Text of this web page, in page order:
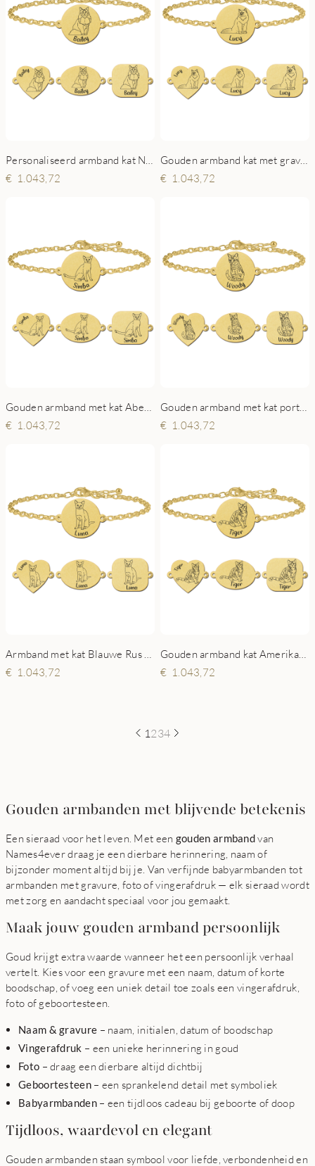
1.043,72
1.043,72
1.043,72
1.043,72
1.043,72
Gouden armband kat Amerikaanse korthaar
1.043,72
1 234
Gouden armbanden met blijvende betekenis
Een sieraad voor het leven. Met een gouden armbandvan
Names4ever draag je een dierbare herinnering, naam of
bijzonder moment altijd bij je. Van verfijnde babyarmbanden tot
armbanden met gravure, foto of vingerafdruk — elk sieraad wordt
met zorg en aandacht speciaal voor jou gemaakt.
Maak jouw gouden armband persoonlijk
Goud krijgt extra waarde wanneer het een persoonlijk verhaal
vertelt. Kies voor een gravure met een naam, datum of korte
boodschap, of voeg een uniek detail toe zoals een vingerafdruk,
foto of geboortesteen.
Naam & gravure – naam, initialen, datum of boodschap
Vingerafdruk – een unieke herinnering in goud
Foto – draag een dierbare altijd dichtbij
Geboortesteen– een sprankelend detail met symboliek
Babyarmbanden– een tijdloos cadeau bij geboorte of doop
Tijdloos, waardevol en elegant
Gouden armbanden staan symbool voor liefde, verbondenheid en